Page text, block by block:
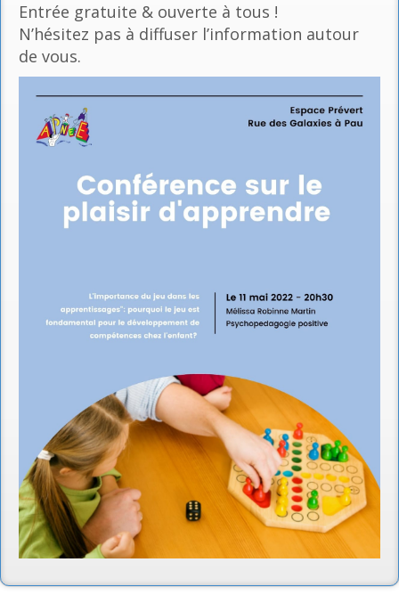
Entrée gratuite & ouverte à tous !
N’hésitez pas à diffuser l’information autour
de vous.